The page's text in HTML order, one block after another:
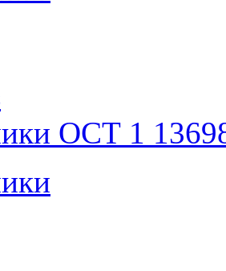
ОСТ 1